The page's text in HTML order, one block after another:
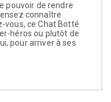
pouvoir de rendre
connaître
vous, ce Chat Botté
héros ou plutôt de
pour arriver à ses